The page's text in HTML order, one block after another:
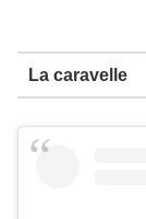
La caravelle